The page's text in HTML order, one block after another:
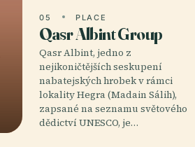
05 PLACE
Qasr Albint Group
Qasr Albint, jedno z
nejikoničtějších seskupení
nabatejských hrobek v rámci
lokality Hegra (Madain Sálih),
zapsané na seznamu světového
dědictví UNESCO, je…